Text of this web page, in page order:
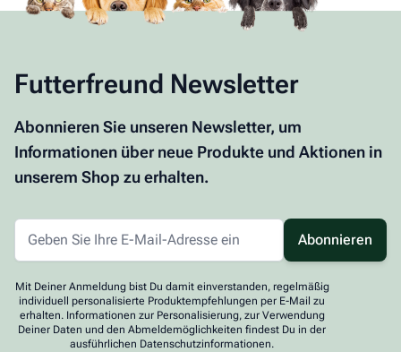
Futterfreund Newsletter
Abonnieren Sie unseren Newsletter, um
Informationen über neue Produkte und Aktionen in
unserem Shop zu erhalten.
Abonnieren
Mit Deiner Anmeldung bist Du damit einverstanden, regelmäßig
individuell personalisierte Produktempfehlungen per E-Mail zu
erhalten. Informationen zur Personalisierung, zur Verwendung
Deiner Daten und den Abmeldemöglichkeiten findest Du in der
ausführlichen Datenschutzinformationen.